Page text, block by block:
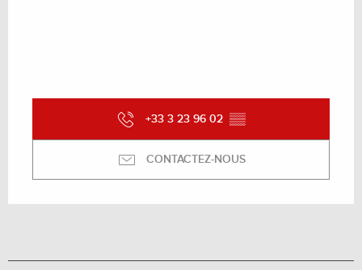
+33 3 23 96 02 ▒▒
CONTACTEZ-NOUS